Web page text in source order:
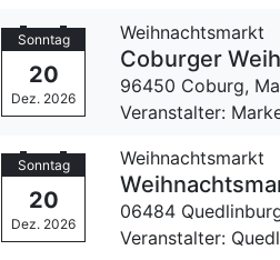
Sonntag
20
Dez. 2026
Weihnachtsmarkt
Coburger
96450 Coburg,
Veranstalter:
Sonntag
20
Dez. 2026
Weihnachtsmarkt
06484
Veranstalter: